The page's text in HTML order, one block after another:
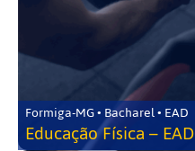
Formiga-MG • Bacharel • EAD
Educação Física – EAD